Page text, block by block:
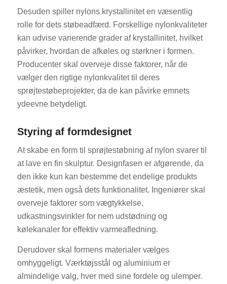
Desuden spiller nylons krystallinitet en væsentlig
rolle for dets støbeadfærd. Forskellige nylonkvaliteter
kan udvise varierende grader af krystallinitet, hvilket
påvirker, hvordan de afkøles og størkner i formen.
Producenter skal overveje disse faktorer, når de
vælger den rigtige nylonkvalitet til deres
sprøjtestøbeprojekter, da de kan påvirke emnets
ydeevne betydeligt.
Styring af formdesignet
At skabe en form til sprøjtestøbning af nylon svarer til
at lave en fin skulptur. Designfasen er afgørende, da
den ikke kun kan bestemme det endelige produkts
æstetik, men også dets funktionalitet. Ingeniører skal
overveje faktorer som vægtykkelse,
udkastningsvinkler for nem udstødning og
kølekanaler for effektiv varmeafledning.
Derudover skal formens materialer vælges
omhyggeligt. Værktøjsstål og aluminium er
almindelige valg, hver med sine fordele og ulemper.